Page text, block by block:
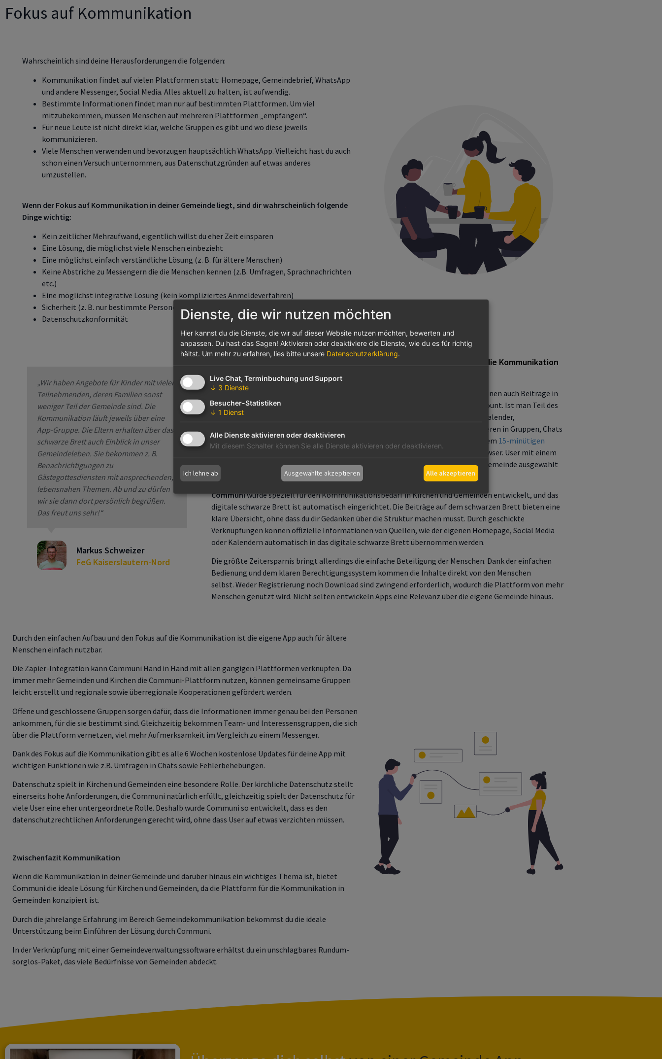
Fokus auf Kommunikation
Wahrscheinlich sind deine Herausforderungen die folgenden:
Kommunikation findet auf vielen Plattformen statt: Homepage, Gemeindebrief, WhatsApp
und andere Messenger, Social Media. Alles aktuell zu halten, ist aufwendig.
Bestimmte Informationen findet man nur auf bestimmten Plattformen. Um viel
mitzubekommen, müssen Menschen auf mehreren Plattformen „empfangen“.
Für neue Leute ist nicht direkt klar, welche Gruppen es gibt und wo diese jeweils
kommunizieren.
Viele Menschen verwenden und bevorzugen hauptsächlich WhatsApp. Vielleicht hast du auch
schon einen Versuch unternommen, aus Datenschutzgründen auf etwas anderes
umzustellen.
Wenn der Fokus auf Kommunikation in deiner Gemeinde liegt, sind dir wahrscheinlich folgende
Dinge wichtig:
Kein zeitlicher Mehraufwand, eigentlich willst du eher Zeit einsparen
Eine Lösung, die möglichst viele Menschen einbezieht
Eine möglichst einfach verständliche Lösung (z. B. für ältere Menschen)
Keine Abstriche zu Messengern die die Menschen kennen (z.B. Umfragen, Sprachnachrichten
etc.)
Eine möglichst integrative Lösung (kein kompliziertes Anmeldeverfahren)
Sicherheit (z. B. nur bestimmte Personen haben Zutritt zu bestimmten Bereichen)
Datenschutzkonformität
„Wir haben Angebote für Kinder mit vielen
Teilnehmenden, deren Familien sonst
weniger Teil der Gemeinde sind. Die
Kommunikation läuft jeweils über eine
App-Gruppe. Die Eltern erhalten über das
schwarze Brett auch Einblick in unser
Gemeindeleben. Sie bekommen z. B.
Benachrichtigungen zu
Gästegottesdiensten mit ansprechenden,
lebensnahen Themen. Ab und zu dürfen
wir sie dann dort persönlich begrüßen.
Das freut uns sehr!“
Markus Schweizer
FeG Kaiserslautern-Nord​
ChurchTools vs. Communi – Was bieten die beiden Tools im Hinblick auf die Kommunikation
ChurchTools
ist ein Kommunikationsallrounder, das neben vielen anderen Funktionen auch Beiträge in
Gruppen und Chats bietet. Voraussetzung für die Nutzung ist ein ChurchTools-Account. Ist man Teil des
ChurchTools-Universums, hat der User je nach Konfiguration Zugriff auf ein Wiki, Kalender,
Gruppenmodul, Geburtstage und Dienste bei Veranstaltungen. Beiträge funktionieren in Gruppen, Chats
sind zwischen ChurchTools-Usern möglich. Die Einrichtung des Moduls wird in diesem 15-minütigen
beschrieben. Die Administration der Beiträge funktioniert nur im Webbrowser. User mit einem
ChurchTools-Account können die ChurchTools-App verwenden, nachdem sie ihre Gemeinde ausgewählt
haben.
Communiwurde speziell für den Kommunikationsbedarf in Kirchen und Gemeinden entwickelt, und das
digitale schwarze Brett ist automatisch eingerichtet. Die Beiträge auf dem schwarzen Brett bieten eine
klare Übersicht, ohne dass du dir Gedanken über die Struktur machen musst. Durch geschickte
Verknüpfungen können offizielle Informationen von Quellen, wie der eigenen Homepage, Social Media
oder Kalendern automatisch in das digitale schwarze Brett übernommen werden.
Die größte Zeitersparnis bringt allerdings die einfache Beteiligung der Menschen. Dank der einfachen
Bedienung und dem klaren Berechtigungssystem kommen die Inhalte direkt von den Menschen
selbst.Weder Registrierung noch Download sind zwingend erforderlich, wodurch die Plattform von mehr
Menschen genutzt wird. Nicht selten entwickeln Apps eine Relevanz über die eigene Gemeinde hinaus.
Durch den einfachen Aufbau und den Fokus auf die Kommunikation ist die eigene App auch für ältere
Menschen einfach nutzbar.
Die Zapier-Integration kann Communi Hand in Hand mit allen gängigen Plattformen verknüpfen. Da
immer mehr Gemeinden und Kirchen die Communi-Plattform nutzen, können gemeinsame Gruppen
leicht erstellt und regionale sowie überregionale Kooperationen gefördert werden.
Offene und geschlossene Gruppen sorgen dafür, dass die Informationen immer genau bei den Personen
ankommen, für die sie bestimmt sind. Gleichzeitig bekommen Team- und Interessensgruppen, die sich
über die Plattform vernetzen, viel mehr Aufmerksamkeit im Vergleich zu einem Messenger.
Dank des Fokus auf die Kommunikation gibt es alle 6 Wochen kostenlose Updates für deine App mit
wichtigen Funktionen wie z.B. Umfragen in Chats sowie Fehlerbehebungen.
Datenschutz spielt in Kirchen und Gemeinden eine besondere Rolle. Der kirchliche Datenschutz stellt
einerseits hohe Anforderungen, die Communi natürlich erfüllt, gleichzeitig spielt der Datenschutz für
viele User eine eher untergeordnete Rolle. Deshalb wurde Communi so entwickelt, dass es den
datenschutzrechtlichen Anforderungen gerecht wird, ohne dass User auf etwas verzichten müssen.
Zwischenfazit Kommunikation
Wenn die Kommunikation in deiner Gemeinde und darüber hinaus ein wichtiges Thema ist, bietet
Communi die ideale Lösung für Kirchen und Gemeinden, da die Plattform für die Kommunikation in
Gemeinden konzipiert ist.
Durch die jahrelange Erfahrung im Bereich Gemeindekommunikation bekommst du die ideale
Unterstützung beim Einführen der Lösung durch Communi.
In der Verknüpfung mit einer Gemeindeverwaltungssoftware erhältst du ein unschlagbares Rundum-
sorglos-Paket, das viele Bedürfnisse von Gemeinden abdeckt.
Dienste, die wir nutzen möchten
Hier kannst du die Dienste, die wir auf dieser Website nutzen möchten, bewerten und
anpassen. Du hast das Sagen! Aktivieren oder deaktiviere die Dienste, wie du es für richtig
hältst. Um mehr zu erfahren, lies bitte unsere Datenschutzerklärung.
Live Chat, Terminbuchung und Support
↓ 3 Dienste
Besucher-Statistiken
↓ 1 Dienst
Alle Dienste aktivieren oder deaktivieren
Mit diesem Schalter können Sie alle Dienste aktivieren oder deaktivieren.
Ich lehne ab Ausgewählte akzeptieren Alle akzeptieren